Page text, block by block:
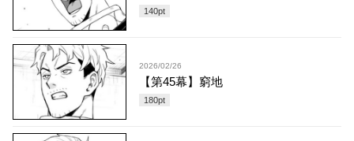
140pt
2026/02/26
【第45幕】窮地
180pt